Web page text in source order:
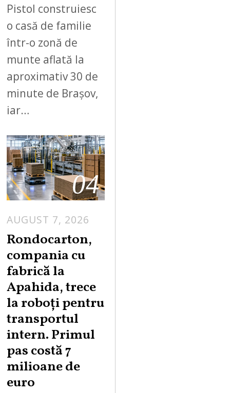
Pistol construiesc
o casă de familie
într-o zonă de
munte aflată la
aproximativ 30 de
minute de Brașov,
iar…
04
AUGUST 7, 2026
G
T
7
2
Rondocarton,
compania cu
fabrică la
Apahida, trece
la roboți pentru
transportul
intern. Primul
pas costă 7
milioane de
euro